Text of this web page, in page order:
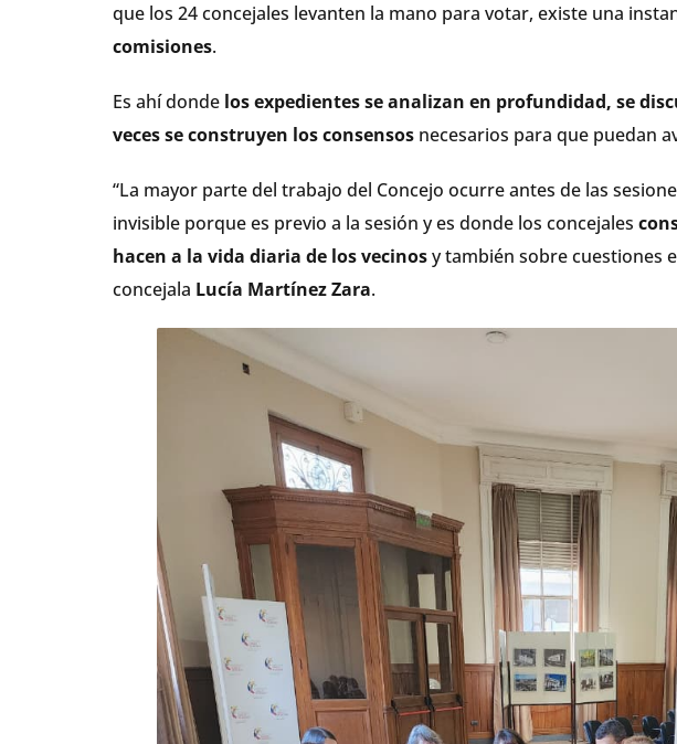
que los 24 concejales levanten la mano para votar, existe una
comisiones.
Es ahí donde los expedientes se analizan en profundidad, se
veces se construyen los consensos necesarios para que puedan
“La mayor parte del trabajo del Concejo ocurre antes de las
invisible porque es previo a la sesión y es donde los concejales
hacen a la vida diaria de los vecinosy también sobre cuestiones
concejala Lucía Martínez Zara.